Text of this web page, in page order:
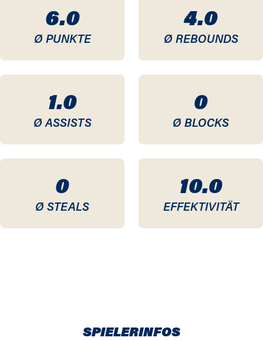
6.0
Ø PUNKTE
4.0
Ø REBOUNDS
1.0
Ø ASSISTS
0
Ø BLOCKS
0
Ø STEALS
10.0
EFFEKTIVITÄT
SPIELERINFOS